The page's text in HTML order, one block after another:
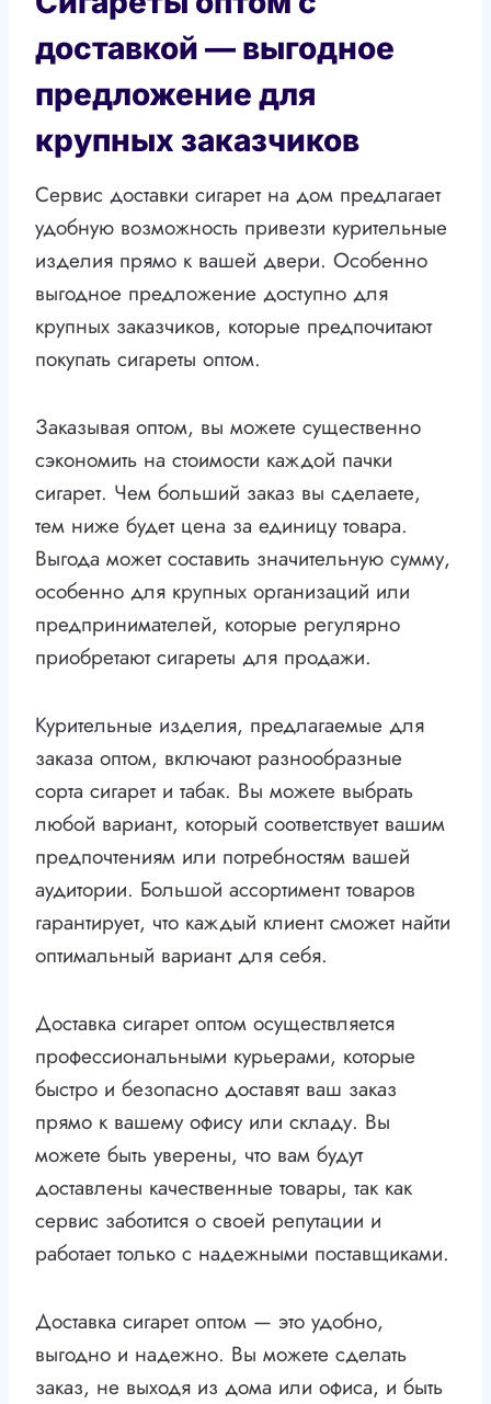
доставкой — выгодное
предложение для
крупных заказчиков
Сервис доставки сигарет на дом предлагает
удобную возможность привезти курительные
изделия прямо к вашей двери. Особенно
выгодное предложение доступно для
крупных заказчиков, которые предпочитают
покупать сигареты оптом.
Заказывая оптом, вы можете существенно
сэкономить на стоимости каждой пачки
сигарет. Чем больший заказ вы сделаете,
тем ниже будет цена за единицу товара.
Выгода может составить значительную сумму,
особенно для крупных организаций или
предпринимателей, которые регулярно
приобретают сигареты для продажи.
Курительные изделия, предлагаемые для
заказа оптом, включают разнообразные
сорта сигарет и табак. Вы можете выбрать
любой вариант, который соответствует вашим
предпочтениям или потребностям вашей
аудитории. Большой ассортимент товаров
гарантирует, что каждый клиент сможет найти
оптимальный вариант для себя.
Доставка сигарет оптом осуществляется
профессиональными курьерами, которые
быстро и безопасно доставят ваш заказ
прямо к вашему офису или складу. Вы
можете быть уверены, что вам будут
доставлены качественные товары, так как
сервис заботится о своей репутации и
работает только с надежными поставщиками.
Доставка сигарет оптом — это удобно,
выгодно и надежно. Вы можете сделать
заказ, не выходя из дома или офиса, и быть